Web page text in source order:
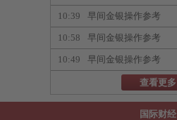
10:39 早间金银操作参考
10:58 早间金银操作参考
10:49 早间金银操作参考
查看更多
国际财经